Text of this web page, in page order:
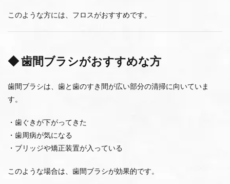
このような方には、フロスがおすすめです。
◆ 歯間ブラシがおすすめな方
歯間ブラシは、歯と歯のすき間が広い部分の清掃に向いていま
す。
・歯ぐきが下がってきた
・歯周病が気になる
・ブリッジや矯正装置が入っている
このような場合は、歯間ブラシが効果的です。